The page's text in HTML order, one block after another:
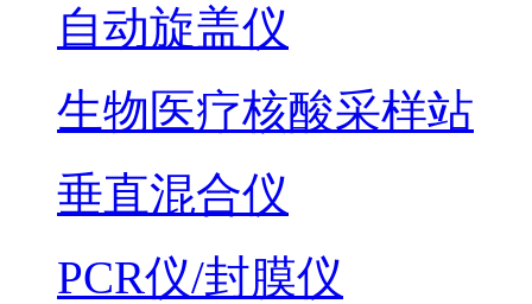
自动旋盖仪
生物医疗核酸采样站
垂直混合仪
PCR仪/封膜仪